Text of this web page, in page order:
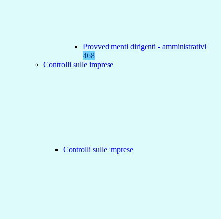
Provvedimenti dirigenti - amministrativi
468
Controlli sulle imprese
Controlli sulle imprese